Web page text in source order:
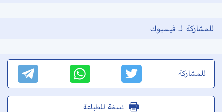
للمشاركة لـ فيسبوك
للمشاركة
نسخة للطباعة